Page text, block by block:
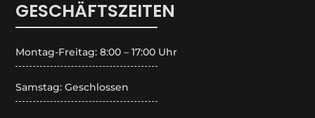
GESCHÄFTSZEITEN
Montag-Freitag: 8:00 – 17:00 Uhr
Samstag: Geschlossen